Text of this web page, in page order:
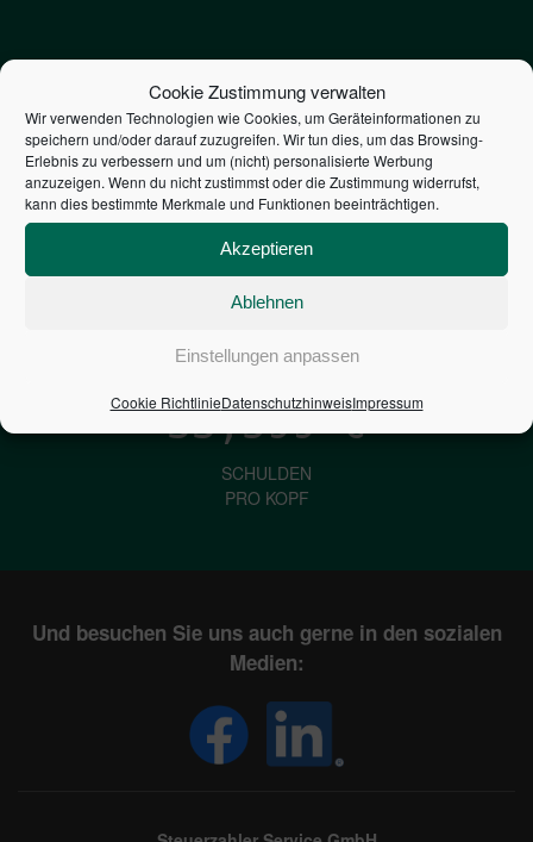
Cookie Zustimmung verwalten
Wir verwenden Technologien wie Cookies, um Geräteinformationen zu
speichern und/oder darauf zuzugreifen. Wir tun dies, um das Browsing-
Erlebnis zu verbessern und um (nicht) personalisierte Werbung
anzuzeigen. Wenn du nicht zustimmst oder die Zustimmung widerrufst,
kann dies bestimmte Merkmale und Funktionen beeinträchtigen.
Akzeptieren
Ablehnen
Einstellungen anpassen
Cookie RichtlinieDatenschutzhinweisImpressum
1,601€
ZINSEN
PRO SEKUNDE
2,804,447,338,728
STAATSVERSCHULDUNG
33,599€
SCHULDEN
PRO KOPF
Und besuchen Sie uns auch gerne in den sozialen
Medien: